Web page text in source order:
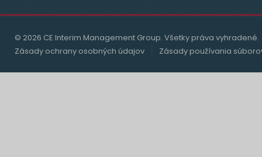
© 2026 CE Interim Management Group. Všetky práva vyhradené.
Zásady ochrany osobných údajov
Zásady používania